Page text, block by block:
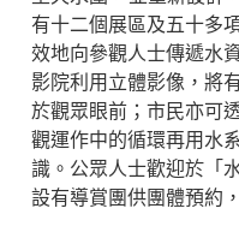
有十二個展區及五十多
效地向參觀人士傳遞水
影院利用立體影像，將
於觀眾眼前；市民亦可
觀運作中的循環再用水
識。公眾人士歡迎於「
設有導賞團供團體預約